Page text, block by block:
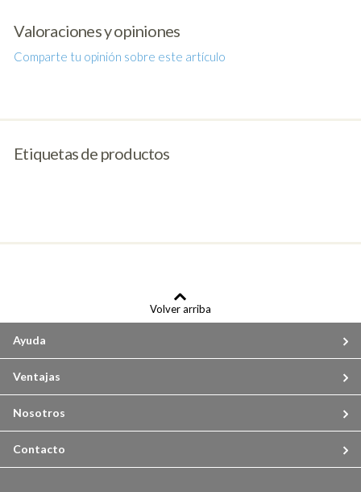
Valoraciones y opiniones
Comparte tu opinión sobre este artículo
Etiquetas de productos
Volver arriba
Ayuda
Ventajas
Nosotros
Contacto